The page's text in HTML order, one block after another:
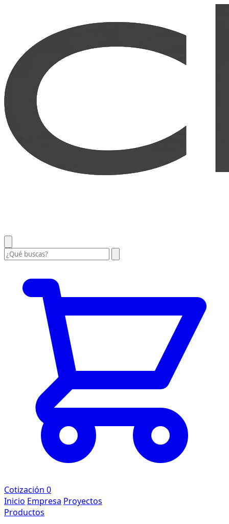
Cotización 0
Inicio Empresa Proyectos
Productos